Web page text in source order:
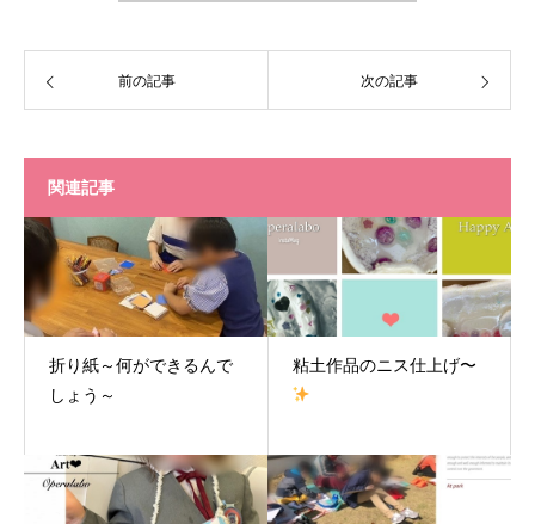
前の記事 次の記事
関連記事
折り紙～何ができるんで
しょう～
粘土作品のニス仕上げ〜